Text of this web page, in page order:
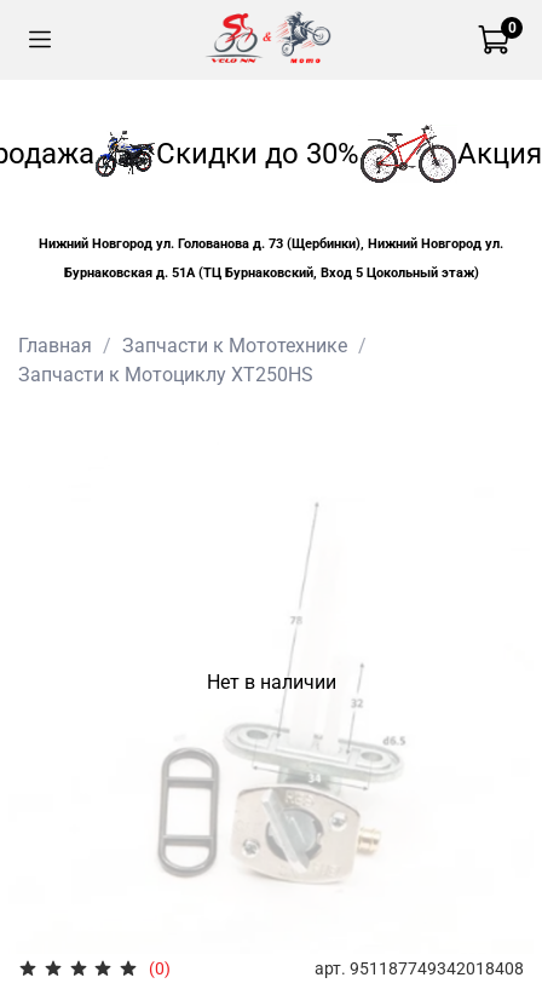
0
Скидки до 30% Акция
Нижний Новгород ул. Голованова д. 73 (Щербинки), Нижний Новгород ул.
Бурнаковская д. 51А (ТЦ Бурнаковский, Вход 5 Цокольный этаж)
Главная
Запчасти к Мототехнике
Запчасти к Мотоциклу XT250HS
Нет в наличии
(0) арт. 951187749342018408